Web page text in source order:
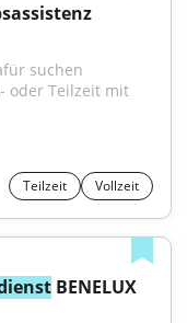
suchen
oder Teilzeit mit
Teilzeit Vollzeit
BENELUX